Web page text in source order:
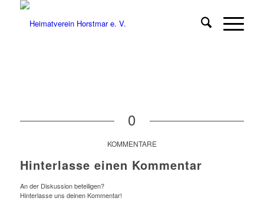
0
KOMMENTARE
Hinterlasse einen Kommentar
An der Diskussion beteiligen?
Hinterlasse uns deinen Kommentar!